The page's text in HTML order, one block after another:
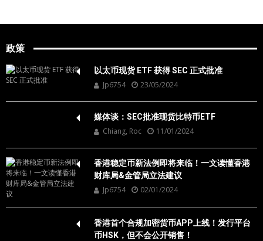
政策
以太币现货 ETF 获得 SEC 正式批准
Jp6754 23/05/2024
媒体谈：SEC批准现货比特币ETF
Chiang, Roc 11/01/2024
香港稳定币新法例即将来临！一文读懂香港
财库局&金管局立法建议
Jp6754 02/01/2024
香港首个合规加密货币APP上线！发行平台
币HSK，但不会公开销售！